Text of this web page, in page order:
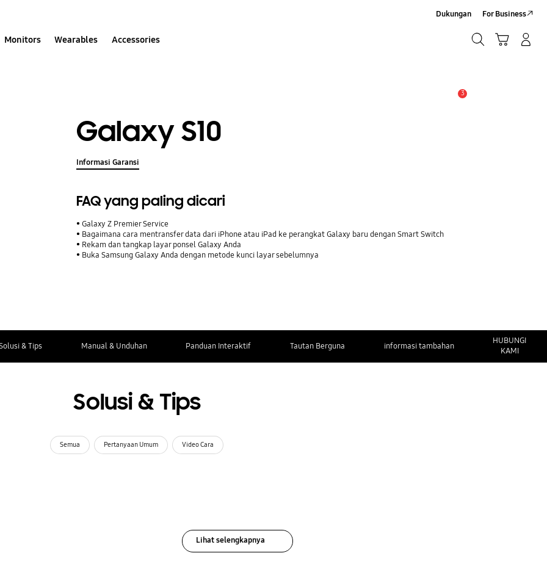
Monitors Wearables Accessories
Dukungan For Business
3
Galaxy S10
Informasi Garansi
FAQ yang paling dicari
Galaxy Z Premier Service
Bagaimana cara mentransfer data dari iPhone atau iPad ke perangkat Galaxy baru dengan Smart Switch
Rekam dan tangkap layar ponsel Galaxy Anda
Buka Samsung Galaxy Anda dengan metode kunci layar sebelumnya
& Tips Manual & Unduhan Panduan Interaktif Tautan Berguna informasi tambahan
HUBUNGI
KAMI
Solusi & Tips
Semua Pertanyaan Umum Video Cara
Lihat selengkapnya